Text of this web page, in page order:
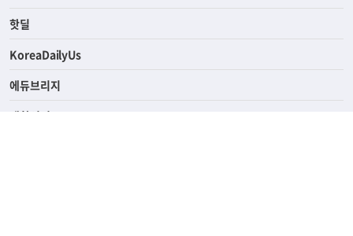
핫딜
KoreaDailyUs
에듀브리지
생활영어